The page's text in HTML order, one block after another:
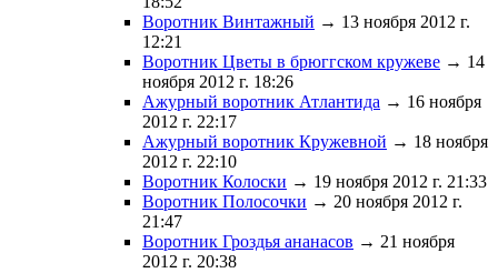
Воротник Винтажный → 13 ноября 2012 г.
12:21
Воротник Цветы в брюггском кружеве → 14
ноября 2012 г. 18:26
Ажурный воротник Атлантида → 16 ноября
2012 г. 22:17
Ажурный воротник Кружевной → 18 ноября
2012 г. 22:10
Воротник Колоски → 19 ноября 2012 г. 21:33
Воротник Полосочки → 20 ноября 2012 г.
21:47
Воротник Гроздья ананасов → 21 ноября
2012 г. 20:38